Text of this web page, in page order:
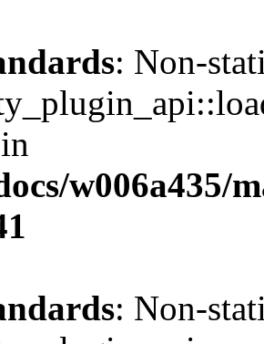
: Non-
w006a435/
: Non-